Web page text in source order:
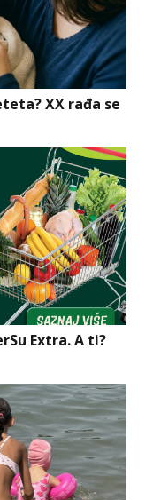
XX rađa se
Extra. A ti?